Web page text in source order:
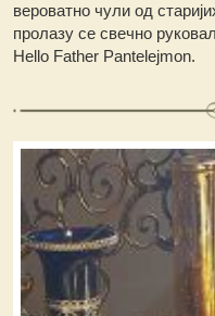
вероватно чули од
пролазу се свечно
Hello Father Pantelejmon.